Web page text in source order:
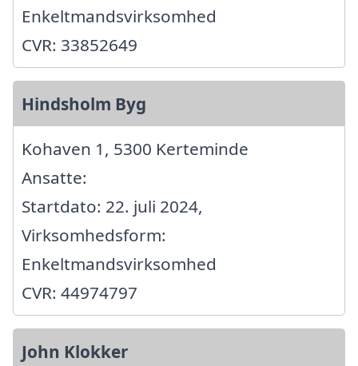
Enkeltmandsvirksomhed
CVR: 33852649
Hindsholm Byg
Kohaven 1, 5300 Kerteminde
Ansatte:
Startdato: 22. juli 2024,
Virksomhedsform:
Enkeltmandsvirksomhed
CVR: 44974797
John Klokker